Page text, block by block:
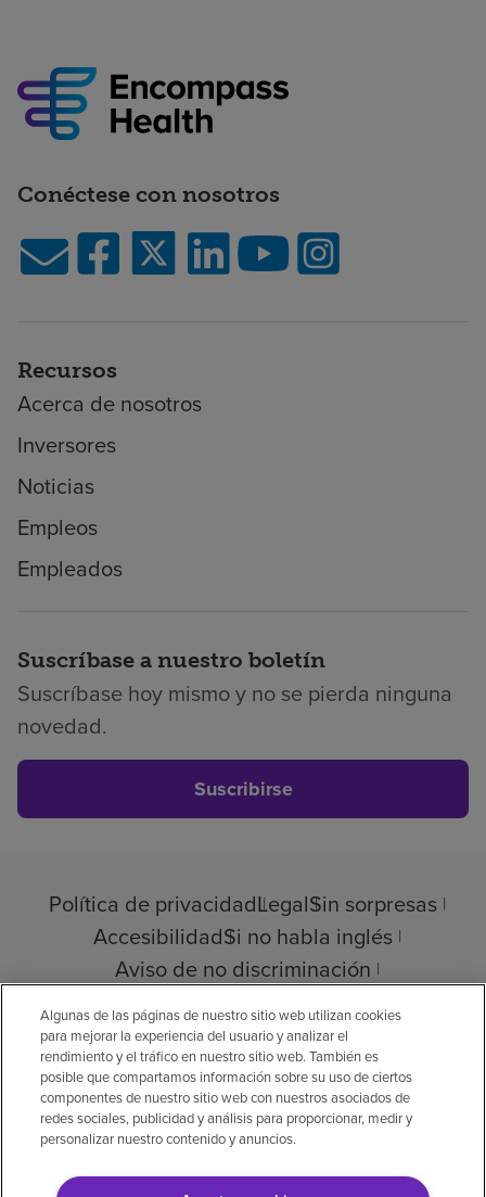
Conéctese con nosotros
Recursos
Acerca de nosotros
Inversores
Noticias
Empleos
Empleados
Suscríbase a nuestro boletín
Suscríbase hoy mismo y no se pierda ninguna
novedad.
Suscribirse
Política de privacidadLegalSin sorpresas
AccesibilidadSi no habla inglés
Aviso de no discriminación
Cumplimiento de los proveedores
© 2026 Encompass Health Corporation
Preferencias de cookies
Algunas de las páginas de nuestro sitio web utilizan cookies
para mejorar la experiencia del usuario y analizar el
rendimiento y el tráfico en nuestro sitio web. También es
posible que compartamos información sobre su uso de ciertos
componentes de nuestro sitio web con nuestros asociados de
redes sociales, publicidad y análisis para proporcionar, medir y
personalizar nuestro contenido y anuncios.